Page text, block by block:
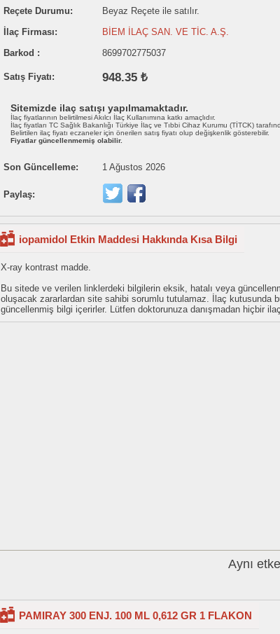
Reçete Durumu:
Beyaz Reçete ile satılır.
İlaç Firması:
BİEM İLAÇ SAN. VE TİC. A.Ş.
Barkod :
8699702775037
Satış Fiyatı: 948.35 ₺
Sitemizde ilaç satışı yapılmamaktadır.
İlaç fiyatlarının belirtilmesi Akılcı İlaç Kullanımına katkı amaçlıdır.
İlaç fiyatları TC Sağlık Bakanlığı Türkiye İlaç ve Tıbbi Cihaz Kurumu (TİTCK)
Belirtilen ilaç fiyatı eczaneler için önerilen satış fiyatı olup değişkenlik gösterebilir.
Fiyatlar güncellenmemiş olabilir.
Son Güncelleme: 1 Ağustos 2026
Paylaş:
iopamidol Etkin Maddesi Hakkında Kısa Bilgi
X-ray kontrast madde.
Bu sitede ve verilen linklerdeki bilgilerin eksik, hatalı veya
oluşacak zararlardan site sahibi sorumlu tutulamaz. İlaç kutusunda
güncellenmiş bilgi içerirler. Lütfen doktorunuza danışmadan hiçbir
Aynı
PAMIRAY 300 ENJ. 100 ML 0,612 GR 1 FLAKON